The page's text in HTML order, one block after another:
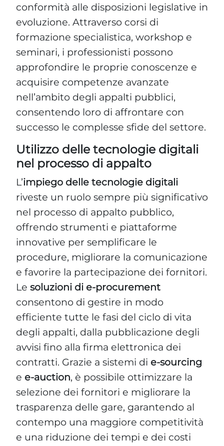
conformità alle disposizioni legislative in
evoluzione. Attraverso corsi di
formazione specialistica, workshop e
seminari, i professionisti possono
approfondire le proprie conoscenze e
acquisire competenze avanzate
nell’ambito degli appalti pubblici,
consentendo loro di affrontare con
successo le complesse sfide del settore.
Utilizzo delle tecnologie digitali
nel processo di appalto
L’impiego delle tecnologie digitali
riveste un ruolo sempre più significativo
nel processo di appalto pubblico,
offrendo strumenti e piattaforme
innovative per semplificare le
procedure, migliorare la comunicazione
e favorire la partecipazione dei fornitori.
Le soluzioni di e-procurement
consentono di gestire in modo
efficiente tutte le fasi del ciclo di vita
degli appalti, dalla pubblicazione degli
avvisi fino alla firma elettronica dei
contratti. Grazie a sistemi di e-sourcing
e e-auction, è possibile ottimizzare la
selezione dei fornitori e migliorare la
trasparenza delle gare, garantendo al
contempo una maggiore competitività
e una riduzione dei tempi e dei costi